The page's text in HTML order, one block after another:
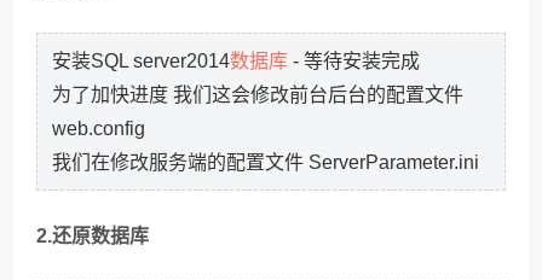
安装SQL server2014数据库 - 等待安装完成
为了加快进度 我们这会修改前台后台的配置文件
web.config
我们在修改服务端的配置文件 ServerParameter.ini
2.还原数据库